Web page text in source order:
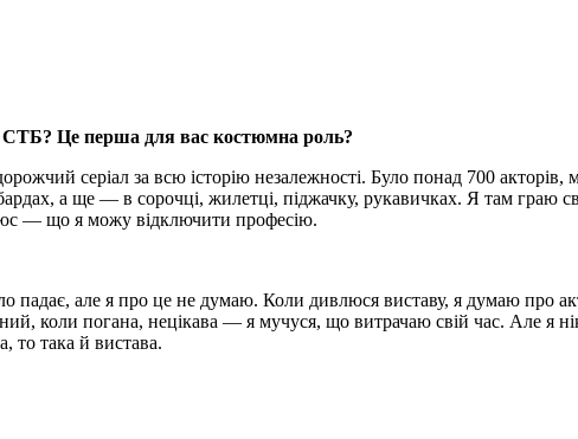
СТБ? Це перша для вас костюмна роль?
серіал за всю історію незалежності. Було понад 700 акторів,
а ще — в сорочці, жилетці, піджачку, рукавичках. Я там граю
— що я можу відключити професію.
падає, але я про це не думаю. Коли дивлюся виставу, я думаю про
коли погана, нецікава — я мучуся, що витрачаю свій час. Але я
то така й вистава.